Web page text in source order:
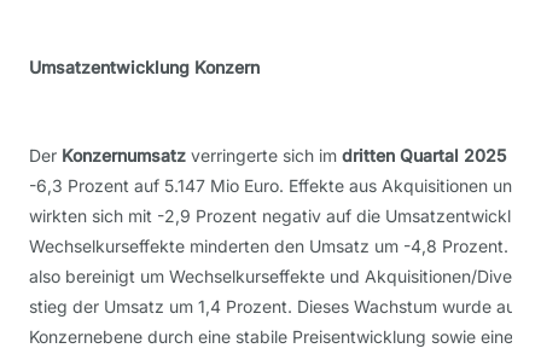
Umsatzentwicklung Konzern
Der Konzernumsatz verringerte sich im dritten Quartal 2025
-6,3 Prozent auf 5.147 Mio Euro. Effekte aus Akquisitionen und
wirkten sich mit -2,9 Prozent negativ auf die
Wechselkurseffekte minderten den Umsatz um -4,8 Prozent.
also bereinigt um Wechselkurseffekte und Akquisitionen/
stieg der Umsatz um 1,4 Prozent. Dieses Wachstum wurde auf
Konzernebene durch eine stabile Preisentwicklung sowie eine